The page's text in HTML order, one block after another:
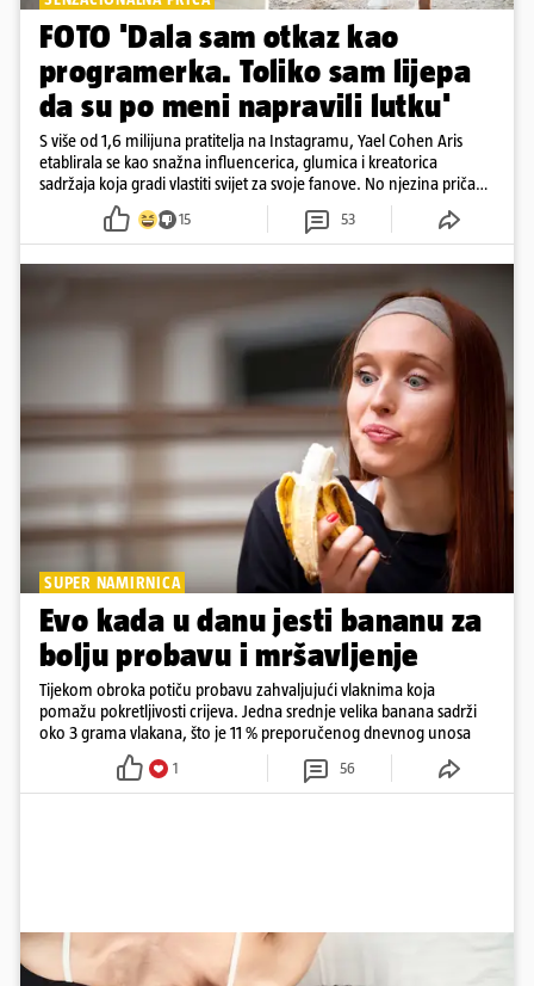
FOTO 'Dala sam otkaz kao
programerka. Toliko sam lijepa
da su po meni napravili lutku'
S više od 1,6 milijuna pratitelja na Instagramu, Yael Cohen Aris
etablirala se kao snažna influencerica, glumica i kreatorica
sadržaja koja gradi vlastiti svijet za svoje fanove. No njezina priča
pokazuje da online slava dolazi i s neočekivanim izazovima
15 53
SUPER NAMIRNICA
Evo kada u danu jesti bananu za
bolju probavu i mršavljenje
Tijekom obroka potiču probavu zahvaljujući vlaknima koja
pomažu pokretljivosti crijeva. Jedna srednje velika banana sadrži
oko 3 grama vlakana, što je 11 % preporučenog dnevnog unosa
1 56